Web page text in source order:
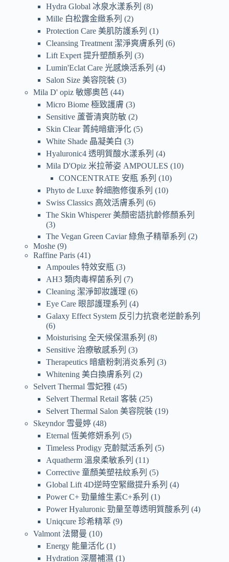
Hydra Global 冰泉水漾系列
8
Mille 白松露金緻系列
2
Protection Care 美肌防護系列
1
Cleansing Treatment 潔淨爽膚系列
6
Lift Expert 提升塑顏系列
3
Lumin'Eclat Care 光感煥活系列
4
Salon Size 美容院裝 3
Mila D' opiz 敏娜奧芭 44
Micro Biome 極致護膚 3
Sensitive 蘆薈清爽防敏 2
Skin Clear 菁純暗瘡淨化 5
White Shade 晶凝美白
3
Hyaluronic4 透明質酸水漾系列
4
Mila D'Opiz 米拉蒂姿 AMPOULES
10
CONCENTRATE 安瓶 系列
10
Phyto de Luxe 幹細胞修復系列
10
Swiss Classics 高效活膚系列
6
The Skin Whisperer 美顏密語抗齡修顏系列
3
The Vegan Green Caviar 綠魚子精華系列
2
Moshe 9
Raffine Paris 41
Ampoules 特效安瓶 3
AH3 類肉毒桿菌系列
7
Cleaning 潔淨卸妝護理 6
Eye Care 眼部護理系列
4
Galaxy Effect System 反引力抗衰老逆齡系列
6
Moisturising 全天候保濕系列
8
Sensitive 治療敏感系列
3
Therapeutics 暗瘡粉刺消炎系列
3
Whitening 美白換膚系列
2
Selvert Thermal 雪妃雅 45
Selvert Thermal Retail 客裝 25
Selvert Thermal Salon 美容院裝 19
Skeyndor 雪曼婷 48
Eternal 恆美修妍系列
5
Timeless Prodigy 克齡賦活系列
5
Aquatherm 溫泉柔敏系列
11
Corrective 童顏美塑祛紋系列
5
Global Lift 4D逆時空緊緻提升系列
4
Power C+ 勁量維生素C+系列
1
Power Hyaluronic 勁量至尊透明質酸系列
4
Uniqcure 珍希精萃 9
Valmont 法爾曼
10
Energy 能量活化 1
Hydration 深層補濕
1